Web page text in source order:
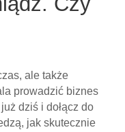
ale także
prowadzić biznes
dziś i dołącz do
jak skutecznie